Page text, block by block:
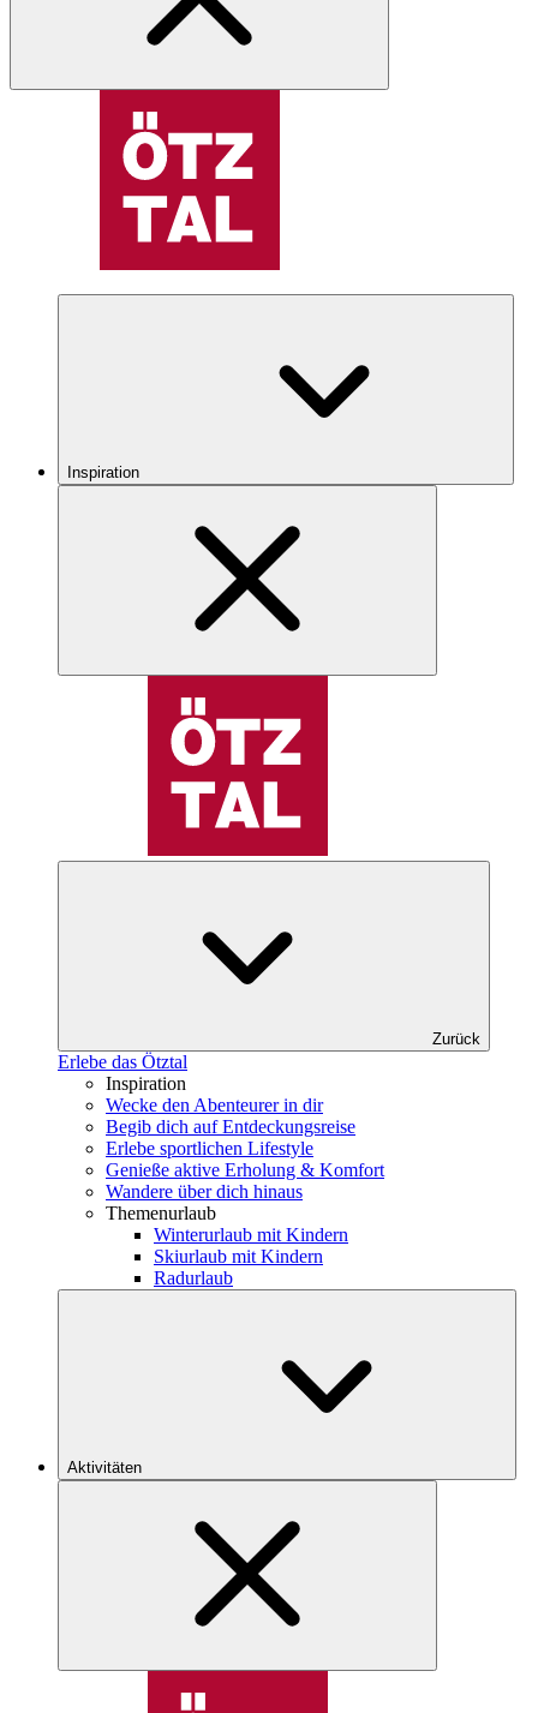
Inspiration
Zurück
Erlebe das Ötztal
Inspiration
Wecke den Abenteurer in dir
Begib dich auf Entdeckungsreise
Erlebe sportlichen Lifestyle
Genieße aktive Erholung & Komfort
Wandere über dich hinaus
Themenurlaub
Winterurlaub mit Kindern
Skiurlaub mit Kindern
Radurlaub
Aktivitäten